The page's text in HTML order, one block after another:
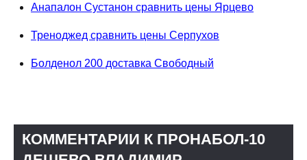
Анапалон Сустанон сравнить цены Ярцево
Треноджед сравнить цены Серпухов
Болденол 200 доставка Свободный
КОММЕНТАРИИ К ПРОНАБОЛ-10